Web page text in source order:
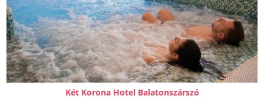
Két Korona Hotel Balatonszárszó